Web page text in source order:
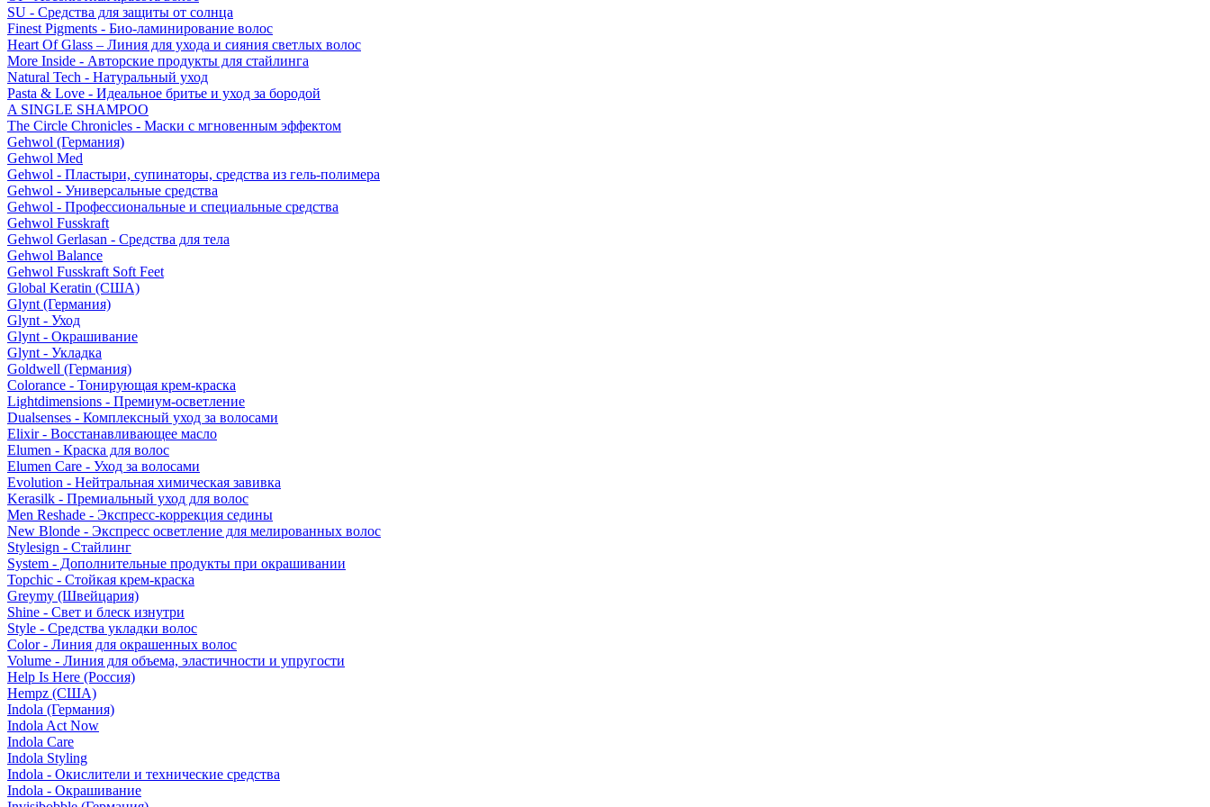
SU - Средства для защиты от солнца
Finest Pigments - Био-ламинирование волос
Heart Of Glass – Линия для ухода и сияния светлых волос
More Inside - Авторские продукты для стайлинга
Natural Tech - Натуральный уход
Pasta & Love - Идеальное бритье и уход за бородой
A SINGLE SHAMPOO
The Circle Chronicles - Маски с мгновенным эффектом
Gehwol (Германия)
Gehwol Med
Gehwol - Пластыри, супинаторы, средства из гель-полимера
Gehwol - Универсальные средства
Gehwol - Профессиональные и специальные средства
Gehwol Fusskraft
Gehwol Gerlasan - Средства для тела
Gehwol Balance
Gehwol Fusskraft Soft Feet
Global Keratin (США)
Glynt (Германия)
Glynt - Уход
Glynt - Окрашивание
Glynt - Укладка
Goldwell (Германия)
Colorance - Тонирующая крем-краска
Lightdimensions - Премиум-осветление
Dualsenses - Комплексный уход за волосами
Elixir - Восстанавливающее масло
Elumen - Краска для волос
Elumen Care - Уход за волосами
Evolution - Нейтральная химическая завивка
Kerasilk - Премиальный уход для волос
Men Reshade - Экспресс-коррекция седины
New Blonde - Экспресс осветление для мелированных волос
Stylesign - Стайлинг
System - Дополнительные продукты при окрашивании
Topchic - Стойкая крем-краска
Greymy (Швейцария)
Shine - Свет и блеск изнутри
Style - Средства укладки волос
Color - Линия для окрашенных волос
Volume - Линия для объема, эластичности и упругости
Help Is Here (Россия)
Hempz (США)
Indola (Германия)
Indola Act Now
Indola Care
Indola Styling
Indola - Окислители и технические средства
Indola - Окрашивание